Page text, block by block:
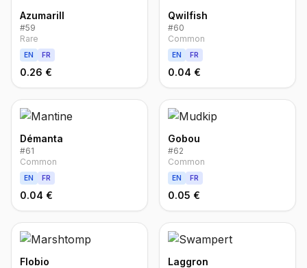
Azumarill
#59
Rare
EN FR
0.26 €
Qwilfish
#60
Common
EN FR
0.04 €
Démanta
#61
Common
EN FR
0.04 €
Gobou
#62
Common
EN FR
0.05 €
Flobio Laggron